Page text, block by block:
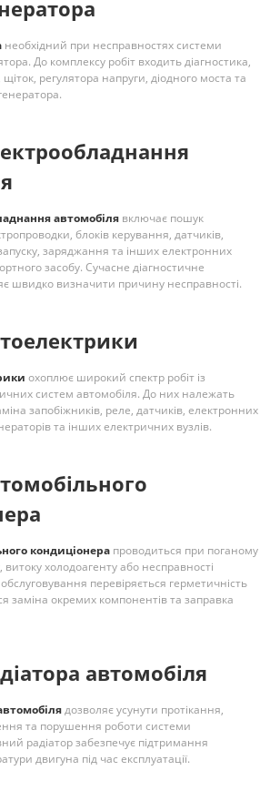
необхідний при несправностях системи
До комплексу робіт входить діагностика,
регулятора напруги, діодного моста та
автомобіля включає пошук
блоків керування, датчиків,
заряджання та інших електронних
засобу. Сучасне діагностичне
швидко визначити причину несправності.
охоплює широкий спектр робіт із
систем автомобіля. До них належать
запобіжників, реле, датчиків, електронних
та інших електричних вузлів.
кондиціонера проводиться при поганому
холодоагенту або несправності
перевіряється герметичність
заміна окремих компонентів та заправка
автомобіля
дозволяє усунути протікання,
та порушення роботи системи
радіатор забезпечує підтримання
двигуна під час експлуатації.